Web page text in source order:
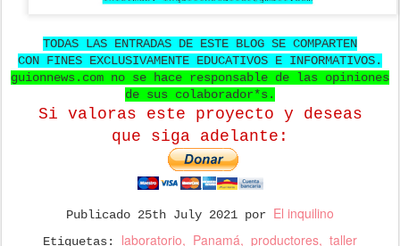
TODAS LAS ENTRADAS DE ESTE BLOG SE COMPARTEN
CON FINES EXCLUSIVAMENTE EDUCATIVOS E INFORMATIVOS.
guionnews.com no se hace responsable de las opiniones
de sus colaborador*s.
Si valoras este proyecto y deseas
que siga adelante:
Publicado 25th July 2021 por El inquilino
Etiquetas: laboratorio Panamá productores taller